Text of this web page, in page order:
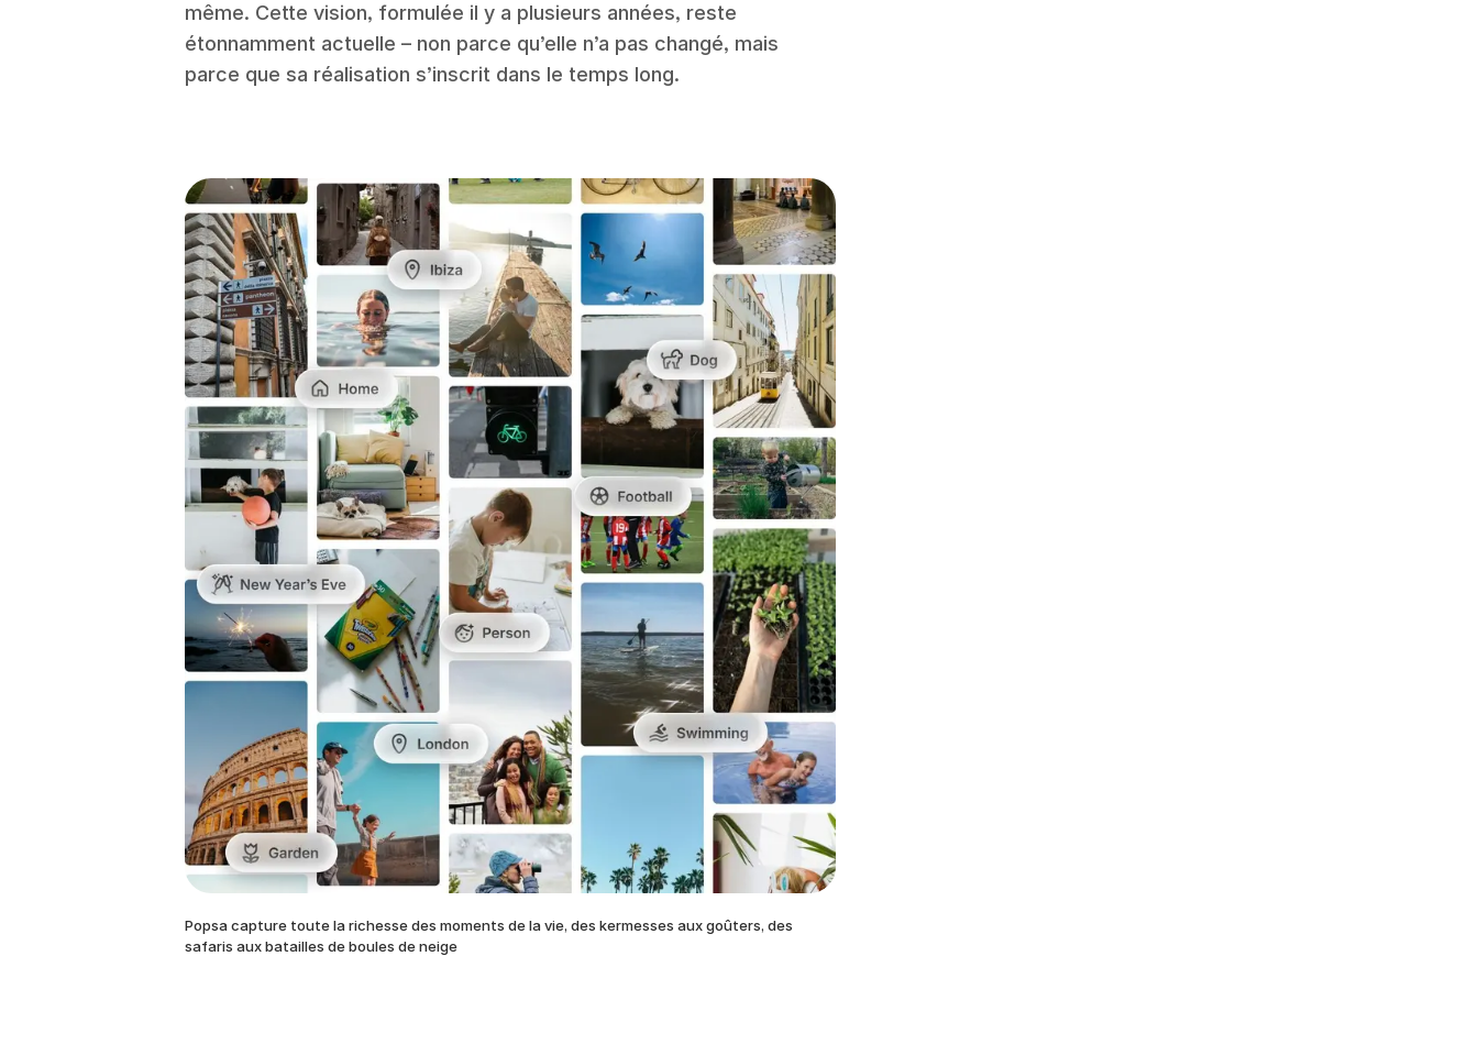
même. Cette vision, formulée il y a plusieurs années, reste
étonnamment actuelle – non parce qu’elle n’a pas changé, mais
parce que sa réalisation s’inscrit dans le temps long.
Popsa capture toute la richesse des moments de la vie, des kermesses aux goûters, des
safaris aux batailles de boules de neige